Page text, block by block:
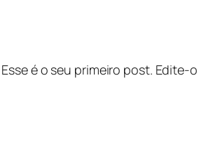
é o seu primeiro post.